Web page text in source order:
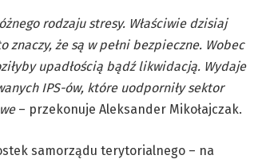
rodzaju stresy. Właściwie dzisiaj
że są w pełni bezpieczne. Wobec
upadłością bądź likwidacją. Wydaje
IPS-ów, które uodporniły sektor
– przekonuje Aleksander Mikołajczak.
samorządu terytorialnego – na